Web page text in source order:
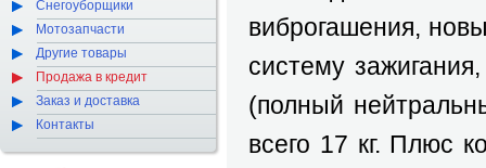
виброгашения,
систему
(полный
всего 17 кг. Плюс
Снегоуборщики
Мотозапчасти
Другие товары
Продажа в кредит
Заказ и доставка
Контакты